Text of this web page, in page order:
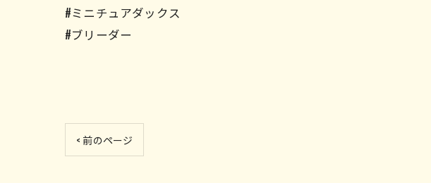
#ミニチュアダックス
#ブリーダー
< 前のページ